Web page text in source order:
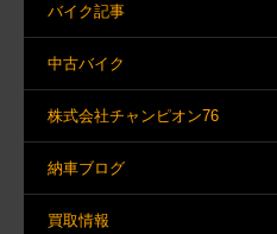
バイク記事
中古バイク
株式会社チャンピオン76
納車ブログ
買取情報